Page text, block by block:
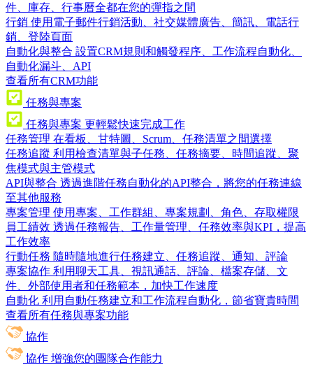
件、庫存、行事曆全都在您的彈指之間
行銷 使用電子郵件行銷活動、社交媒體廣告、簡訊、電話行
銷、登陸頁面
自動化與整合 設置CRM規則和觸發程序、工作流程自動化、
自動化漏斗、API
查看所有CRM功能
任務與專案
任務與專案 更輕鬆快速完成工作
任務管理 在看板、甘特圖、Scrum、任務清單之間選擇
任務追蹤 利用檢查清單與子任務、任務摘要、時間追蹤、聚
焦模式與主管模式
API與整合 透過進階任務自動化的API整合，將您的任務連線
至其他服務
專案管理 使用專案、工作群組、專案規劃、角色、存取權限
員工績效 透過任務報告、工作量管理、任務效率與KPI，提高
工作效率
行動任務 隨時隨地進行任務建立、任務追蹤、通知、評論
專案協作 利用聊天工具、視訊通話、評論、檔案存儲、文
件、外部使用者和任務範本，加快工作速度
自動化 利用自動任務建立和工作流程自動化，節省寶貴時間
查看所有任務與專案功能
協作
協作 增強您的團隊合作能力